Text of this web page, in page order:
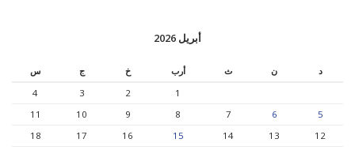
أبريل 2026
د ن ث أرب خ ج
س
1
2
3
4
5
6
7
8
9
10
11
12
13
14
15
16
17
18